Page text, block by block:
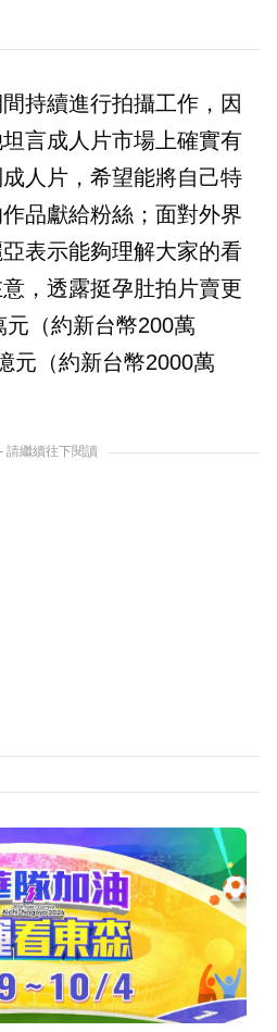
持續進行拍攝工作，因
言成人片市場上確實有
人片，希望能將自己特
品獻給粉絲；面對外界
表示能夠理解大家的看
，透露挺孕肚拍片賣更
（約新台幣200萬
元（約新台幣2000萬
請繼續往下閱讀